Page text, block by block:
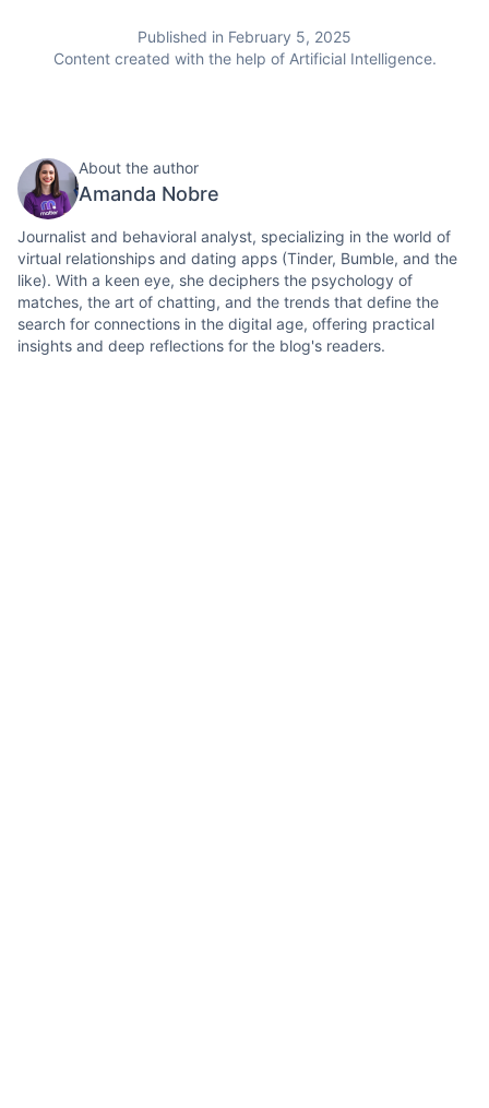
Published in February 5, 2025
Content created with the help of Artificial Intelligence.
About the author
Amanda Nobre
Journalist and behavioral analyst, specializing in the world of
virtual relationships and dating apps (Tinder, Bumble, and the
like). With a keen eye, she deciphers the psychology of
matches, the art of chatting, and the trends that define the
search for connections in the digital age, offering practical
insights and deep reflections for the blog's readers.